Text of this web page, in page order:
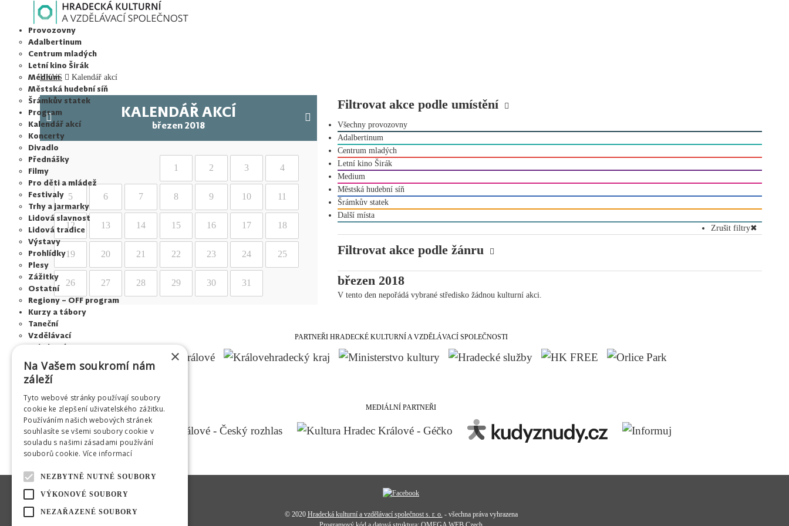
Provozovny
Adalbertinum
Centrum mladých
Letní kino Širák
Médium
Městská hudební síň
Šrámkův statek
Program
Kalendář akcí
Koncerty
Divadlo
Přednášky
Filmy
Pro děti a mládež
Festivaly
Trhy a jarmarky
Lidová slavnost
Lidová tradice
Výstavy
Prohlídky
Plesy
Zážitky
Ostatní
Regiony – OFF program
Kurzy a tábory
Taneční
Vzdělávací
Pohybové
Pronájem
Adalbertinum
Městská hudební síň
Kulturní středisko Médium
Letní kino Širák
Centrum mladých
Šrámkův statek
Tribuny a pódia
Výběrová řízení
O HKVS
Info o společnosti
GDPR
HKVS Kalendář akcí
KALENDÁŘ AKCÍ
březen 2018
1 2 3 4
5 6 7 8 9 10 11
12 13 14 15 16 17 18
19 20 21 22 23 24 25
26 27 28 29 30 31
Filtrovat akce podle umístění
Všechny provozovny
Adalbertinum
Centrum mladých
Letní kino Širák
Medium
Městská hudební síň
Šrámkův statek
Další místa
Zrušit filtry✖
Filtrovat akce podle žánru
březen 2018
V tento den nepořádá vybrané středisko žádnou kulturní akci.
PARTNEŘI HRADECKÉ KULTURNÍ A VZDĚLÁVACÍ SPOLEČNOSTI
MEDIÁLNÍ PARTNEŘI
© 2020 Hradecká kulturní a vzdělávací společnost s. r. o. - všechna práva vyhrazena
×
Na Vašem soukromí nám
záleží
Tyto webové stránky používají soubory
cookie ke zlepšení uživatelského zážitku.
Používáním našich webových stránek
souhlasíte se všemi soubory cookie v
souladu s našimi zásadami používání
souborů cookie. Více informací
NEZBYTNĚ NUTNÉ SOUBORY
VÝKONOVÉ SOUBORY
NEZAŘAZENÉ SOUBORY